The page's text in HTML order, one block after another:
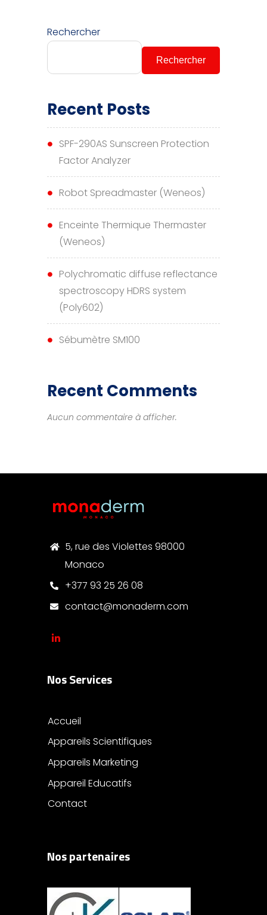
Rechercher
Rechercher
Recent Posts
SPF-290AS Sunscreen Protection
Factor Analyzer
Robot Spreadmaster (Weneos)
Enceinte Thermique Thermaster
(Weneos)
Polychromatic diffuse reflectance
spectroscopy HDRS system
(Poly602)
Sébumètre SM100
Recent Comments
Aucun commentaire à afficher.
5, rue des Violettes 98000
Monaco
+377 93 25 26 08
contact@monaderm.com
Nos Services
Accueil
Appareils Scientifiques
Appareils Marketing
Appareil Educatifs
Contact
Nos partenaires